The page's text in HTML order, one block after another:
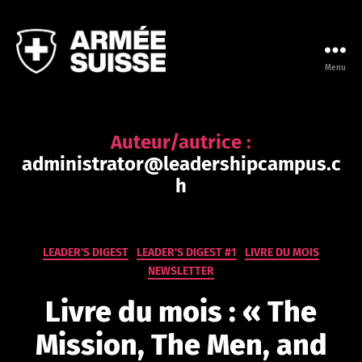
suisse
Menu
Auteur/autrice :
administrator@leadershipcampus.c
h
Catégories
LEADER'S DIGEST LEADER'S DIGEST #1
LIVRE DU MOIS
NEWSLETTER
Livre du mois : « The
Mission, The Men, and
d
m
is
tr
at
or